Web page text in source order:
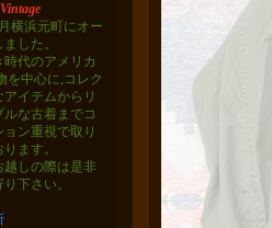
横浜元町にオー
した。
時代のアメリカ
を中心に,コレク
アイテムから リ
ルな古着までコ
ョン重視で取り
ます。
越しの際は是非
下さい。